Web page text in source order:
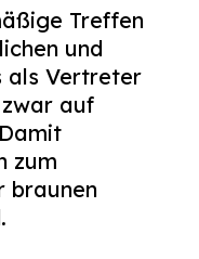
Treffen
und
als Vertreter
auf
zum
braunen